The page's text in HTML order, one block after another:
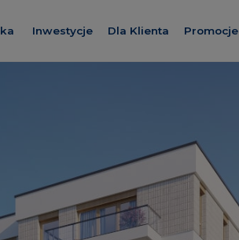
Inwestycje
Wszystkie inwestycje
Leszczyńskich 2
Szumilas
Dla Klienta
Kredyt
Karta rabatowa
Rzecznik Klienta
Dziennik budowy
Promocje